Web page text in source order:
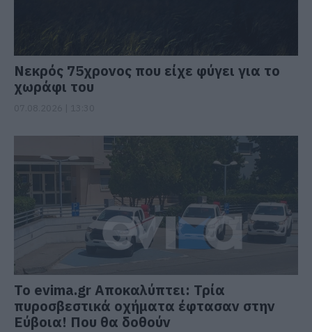
Νεκρός 75χρονος που είχε φύγει για το
χωράφι του
Το evima.gr Αποκαλύπτει: Τρία
πυροσβεστικά οχήματα έφτασαν στην
Εύβοια! Που θα δοθούν